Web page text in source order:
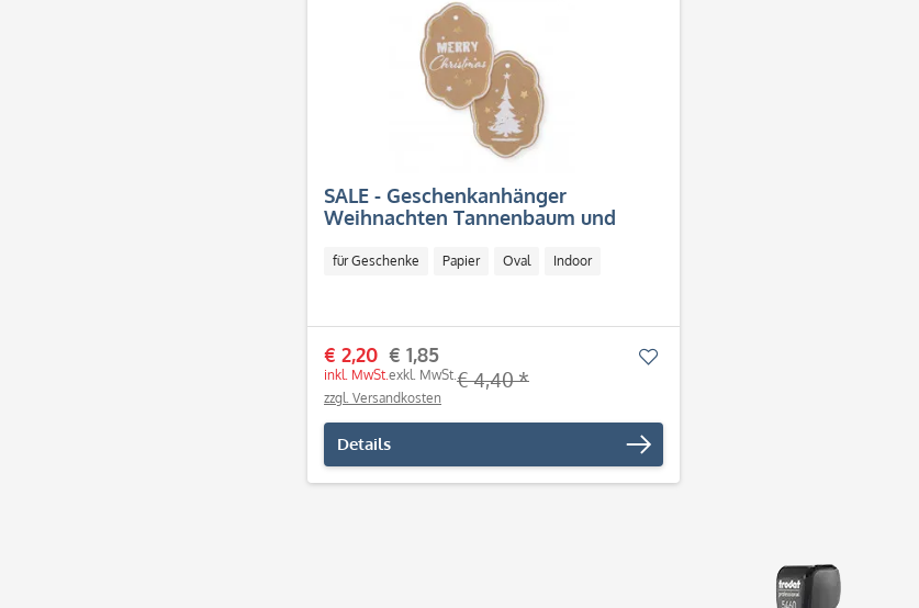
SALE - Geschenkanhänger
Weihnachten Tannenbaum und
für Geschenke Papier Oval Indoor
€ 2,20
inkl. MwSt.
€ 1,85
exkl. MwSt.€ 4,40 *
zzgl. Versandkosten
Details